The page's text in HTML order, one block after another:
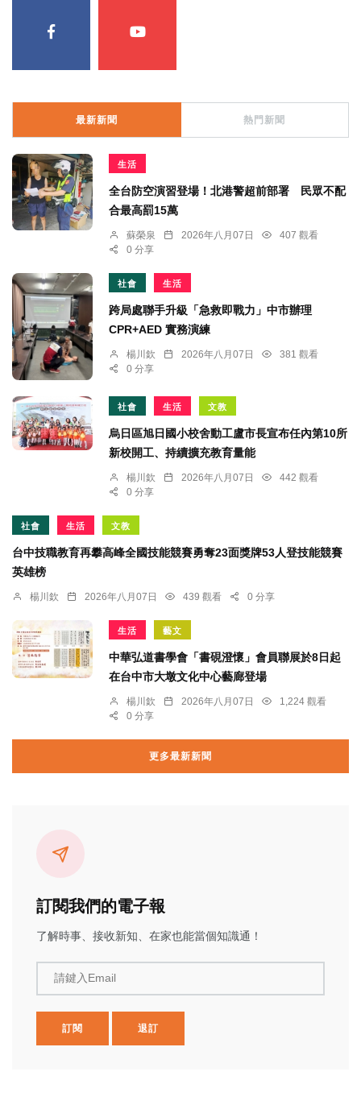
最新新聞 熱門新聞
生活
全台防空演習登場！北港警超前部署 民眾不配
合最高罰15萬
蘇榮泉 2026年八月07日
407 觀看
0 分享
社會 生活
跨局處聯手升級「急救即戰力」中市辦理
CPR+AED 實務演練
楊川欽 2026年八月07日
381 觀看
0 分享
社會 生活 文教
烏日區旭日國小校舍動工盧市長宣布任內第10所
新校開工、持續擴充教育量能
楊川欽 2026年八月07日
442 觀看
0 分享
社會 生活 文教
台中技職教育再攀高峰全國技能競賽勇奪23面獎牌53人登技能競賽
英雄榜
楊川欽 2026年八月07日 439 觀看 0 分享
生活 藝文
中華弘道書學會「書硯澄懷」會員聯展於8日起
在台中市大墩文化中心藝廊登場
楊川欽 2026年八月07日
1,224 觀看
0 分享
更多最新新聞
訂閱我們的電子報
了解時事、接收新知、在家也能當個知識通！
請鍵入Email
訂閱 退訂